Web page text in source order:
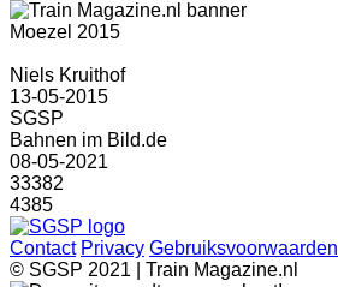
Moezel 2015
Niels Kruithof
13-05-2015
SGSP
Bahnen im Bild.de
08-05-2021
33382
4385
Contact Privacy Gebruiksvoorwaarden
© SGSP 2021 | Train Magazine.nl